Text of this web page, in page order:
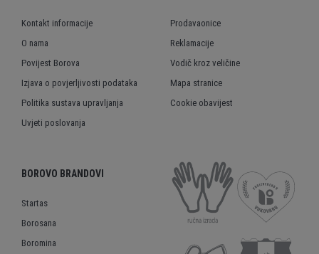
Kontakt informacije
O nama
Povijest Borova
Izjava o povjerljivosti podataka
Politika sustava upravljanja
Uvjeti poslovanja
Prodavaonice
Reklamacije
Vodič kroz veličine
Mapa stranice
Cookie obavijest
BOROVO BRANDOVI
Startas
Borosana
Boromina